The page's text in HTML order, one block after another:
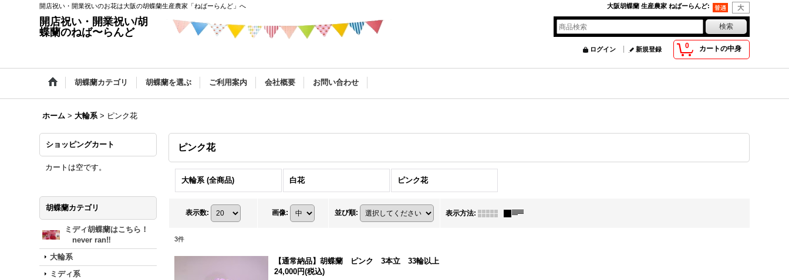
開店祝い・開業祝いのお花は大阪の胡蝶蘭生産農家「ねばーらんど」へ 大阪胡蝶蘭 生産農家 ねばーらんど:
開店祝い・開業祝い/胡
蝶蘭のねば〜らんど
0 カートの中身
ログイン 新規登録
胡蝶蘭カテゴリ 胡蝶蘭を選ぶ ご利用案内 会社概要 お問い合わせ
ホーム > 大輪系 > ピンク花
ショッピングカート
カートは空です。
胡蝶蘭カテゴリ
ミディ胡蝶蘭はこちら！
never ran‼
大輪系
ミディ系
ピンク花
大輪系 (全商品) 白花 ピンク花
表示数: 画像: 並び順: 表示方法:
3件
【通常納品】胡蝶蘭 ピンク 3本立 33輪以上
24,000円(税込)